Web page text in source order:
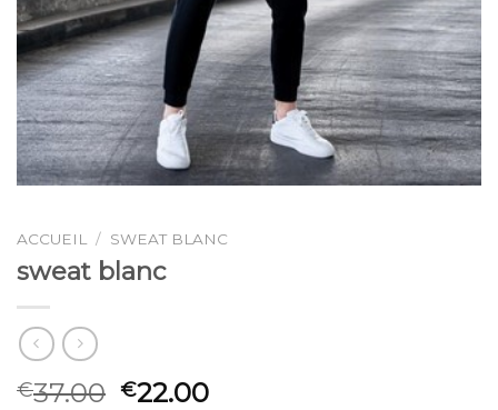
ACCUEIL / SWEAT BLANC
sweat blanc
€37.00 €22.00